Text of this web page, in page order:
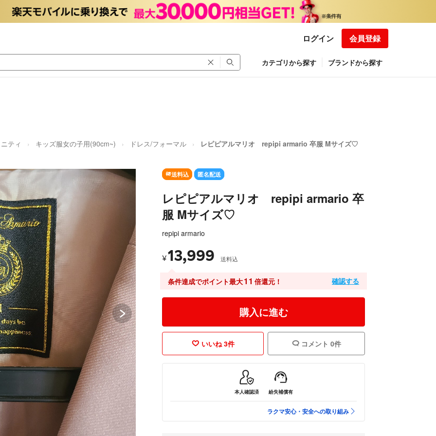
ログイン 会員登録
カテゴリから探す ブランドから探す
ティ キッズ服女の子用(90cm~) ドレス/フォーマル レピピアルマリオ repipi armario 卒服 Mサイズ♡
送料込 匿名配送
レピピアルマリオ repipi armario 卒
服 Mサイズ♡
repipi armario
¥13,999 送料込
条件達成でポイント最大11 倍還元！ 確認する
購入に進む
いいね 3件 コメント 0件
本人確認済 紛失補償有
ラクマ安心・安全への取り組み